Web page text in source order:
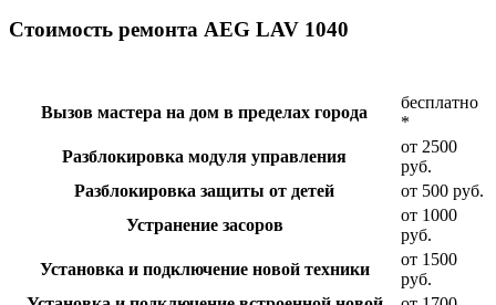
Стоимость ремонта AEG LAV 1040
Вызов мастера на дом в пределах города
бесплатно
*
Разблокировка модуля управления
от 2500
руб.
Разблокировка защиты от детей
от 500 руб.
Устранение засоров
от 1000
руб.
Установка и подключение новой техники
от 1500
руб.